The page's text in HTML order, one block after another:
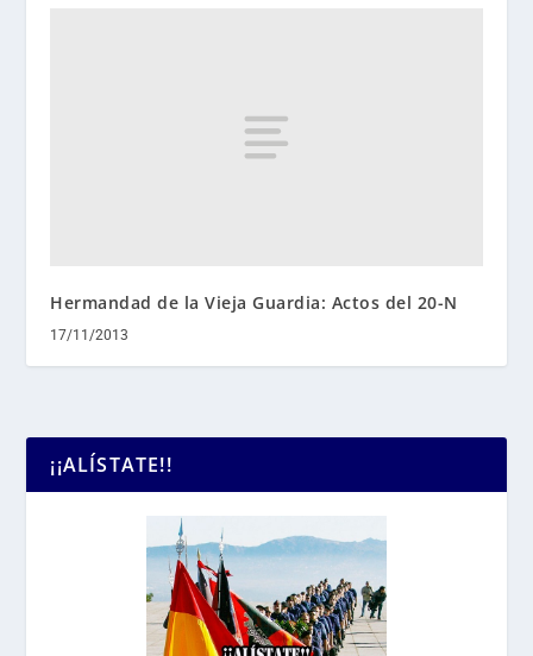
Hermandad de la Vieja Guardia: Actos del 20-N
17/11/2013
¡¡ALÍSTATE!!